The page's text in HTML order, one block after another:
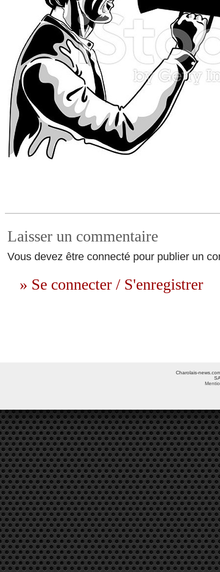
Laisser un commentaire
Vous devez être connecté pour publier un
» Se connecter / S'enregistrer
Charolais-